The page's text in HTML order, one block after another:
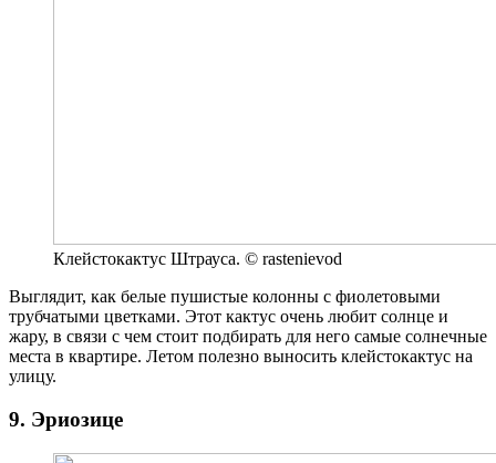
Клейстокактус Штрауса. © rastenievod
Выглядит, как белые пушистые колонны с фиолетовыми
трубчатыми цветками. Этот кактус очень любит солнце и
жару, в связи с чем стоит подбирать для него самые солнечные
места в квартире. Летом полезно выносить клейстокактус на
улицу.
9. Эриозице